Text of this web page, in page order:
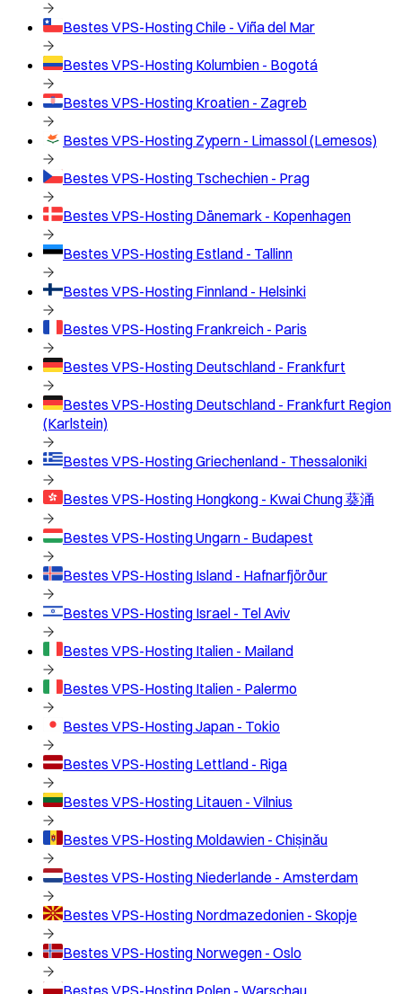
Bestes VPS-HostingChile - Viña del Mar
Bestes VPS-Hosting Kolumbien - Bogotá
Bestes VPS-Hosting Kroatien - Zagreb
Bestes VPS-Hosting Zypern - Limassol (Lemesos)
Bestes VPS-Hosting Tschechien - Prag
Bestes VPS-Hosting Dänemark - Kopenhagen
Bestes VPS-Hosting Estland - Tallinn
Bestes VPS-Hosting Finnland - Helsinki
Bestes VPS-Hosting Frankreich - Paris
Bestes VPS-Hosting Deutschland - Frankfurt
Bestes VPS-Hosting Deutschland - Frankfurt Region
(Karlstein)
Bestes VPS-HostingGriechenland - Thessaloniki
Bestes VPS-Hosting Hongkong - Kwai Chung 葵涌
Bestes VPS-HostingUngarn - Budapest
Bestes VPS-Hosting Island - Hafnarfjörður
Bestes VPS-Hosting Israel - Tel Aviv
Bestes VPS-Hosting Italien - Mailand
Bestes VPS-Hosting Italien - Palermo
Bestes VPS-HostingJapan - Tokio
Bestes VPS-Hosting Lettland - Riga
Bestes VPS-Hosting Litauen - Vilnius
Bestes VPS-Hosting Moldawien - Chișinău
Bestes VPS-Hosting Niederlande - Amsterdam
Bestes VPS-Hosting Nordmazedonien - Skopje
Bestes VPS-Hosting Norwegen - Oslo